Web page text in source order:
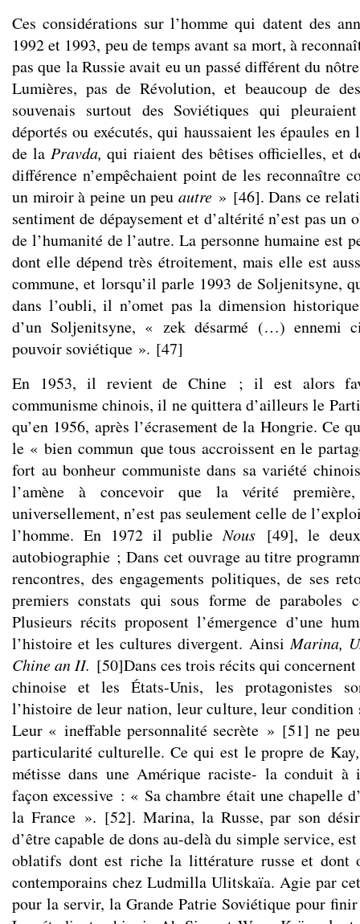
Ces considérations sur l’homme qui datent des
1992 et 1993, peu de temps avant sa mort, à
pas que la Russie avait eu un passé différent du
Lumières, pas de Révolution, et beaucoup de
souvenais surtout des Soviétiques qui
déportés ou exécutés, qui haussaient les épaules
de la Pravda, qui riaient des bêtises officielles, et
différence n’empêchaient point de les reconnaître
un miroir à peine un peu autre » [46]. Dans ce
sentiment de dépaysement et d’altérité n’est pas un
de l’humanité de l’autre. La personne humaine est
dont elle dépend très étroitement, mais elle est
commune, et lorsqu’il parle 1993 de Soljenitsyne,
dans l’oubli, il n’omet pas la dimension
d’un Soljenitsyne, « zek désarmé (…) ennemi
pouvoir soviétique ». [47]
En 1953, il revient de Chine ; il est alors
communisme chinois, il ne quittera d’ailleurs le
qu’en 1956, après l’écrasement de la Hongrie. Ce
le « bien commun que tous accroissent en le
fort au bonheur communiste dans sa variété
l’amène à concevoir que la vérité
universellement, n’est pas seulement celle de
l’homme. En 1972 il publieNous [49], le
autobiographie ; Dans cet ouvrage au titre
rencontres, des engagements politiques, de ses
premiers constats qui sous forme de paraboles
Plusieurs récits proposent l’émergence d’une
l’histoire et les cultures divergent. AinsiMarina,
Chine an II. [50]Dans ces trois récits qui
chinoise et les États-Unis, les protagonistes
l’histoire de leur nation, leur culture, leur condition
Leur « ineffable personnalité secrète » [51] ne
particularité culturelle. Ce qui est le propre de Kay
métisse dans une Amérique raciste- la conduit à
façon excessive : « Sa chambre était une chapelle
la France ». [52]. Marina, la Russe, par son
d’être capable de dons au-delà du simple service,
oblatifs dont est riche la littérature russe et dont
contemporains chez Ludmilla Ulitskaïa. Agie par
pour la servir, la Grande Patrie Soviétique pour